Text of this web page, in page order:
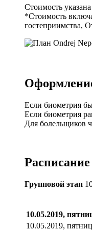
Стоимость
*Стоимость
гостеприимства,
Если биометрия
Если биометрия
Для болельщиков
Групповой этап
10.05.2019,
10.05.2019,